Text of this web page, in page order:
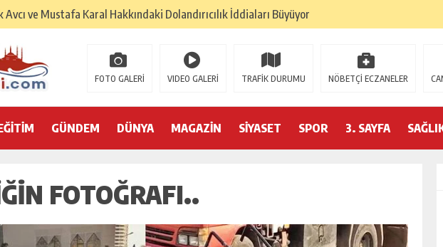
İş İnsanı Mehmet Aslan: “Çanakkale, Bir Milletin Yeniden Doğuşudur”
Yapay Zeka Sempozyumu Beyoğlu’nda Düzenleniyor
Sağlık Turizmi Federasyonu 75 Ülkede Küresel Ağını Kurdu
Ali Yükseloğlu: Sağlık Turizminde 2026 Hedefleri Netleşti
VE SPOR KONFEDERASYONUN DAN HALİL FALYALI İÇİN SAYGI MESAJI YAYINLADI
FOTO GALERİ VIDEO GALERİ TRAFİK DURUMU NÖBETÇİ ECZANELER
GÜNDEM DÜNYA MAGAZİN SİYASET SPOR 3. SAYFA
FOTOĞRAFI..